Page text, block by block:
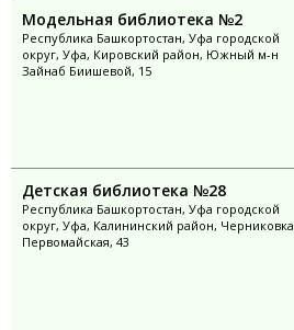
Модельная библиотека №2
Республика Башкортостан, Уфа городской
округ, Уфа, Кировский район, Южный м-н
Зайнаб Биишевой, 15
Детская библиотека №28
Республика Башкортостан, Уфа городской
округ, Уфа, Калининский район, Черниковка
Первомайская, 43